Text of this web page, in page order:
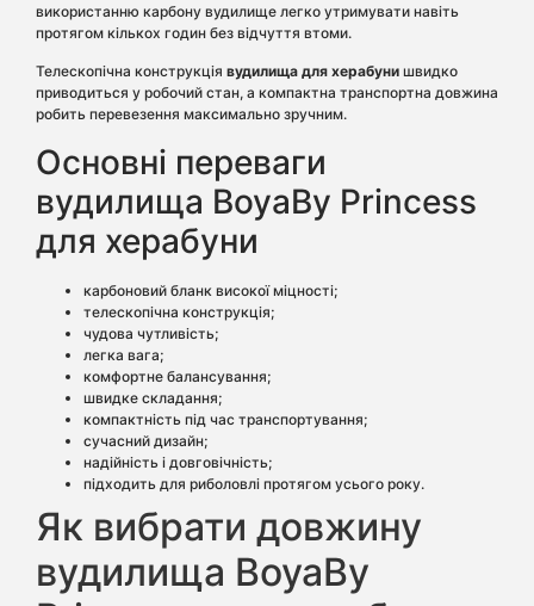
використанню карбону вудилище легко утримувати навіть
протягом кількох годин без відчуття втоми.
Телескопічна конструкція вудилища для херабуни швидко
приводиться у робочий стан, а компактна транспортна довжина
робить перевезення максимально зручним.
Основні переваги
вудилища BoyaBy Princess
для херабуни
карбоновий бланк високої міцності;
телескопічна конструкція;
чудова чутливість;
легка вага;
комфортне балансування;
швидке складання;
компактність під час транспортування;
сучасний дизайн;
надійність і довговічність;
підходить для риболовлі протягом усього року.
Як вибрати довжину
вудилища BoyaBy